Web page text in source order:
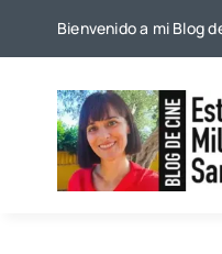
Bienvenido a mi Blog